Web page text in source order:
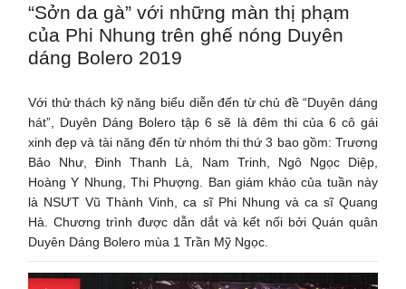
“Sởn da gà” với những màn thị phạm
của Phi Nhung trên ghế nóng Duyên
dáng Bolero 2019
Với thử thách kỹ năng biểu diễn đến từ chủ đề “Duyên dáng
hát”, Duyên Dáng Bolero tập 6 sẽ là đêm thi của 6 cô gái
xinh đẹp và tài năng đến từ nhóm thi thứ 3 bao gồm: Trương
Bảo Như, Đinh Thanh Là, Nam Trinh, Ngô Ngọc Diệp,
Hoàng Y Nhung, Thi Phượng. Ban giám khảo của tuần này
là NSƯT Vũ Thành Vinh, ca sĩ Phi Nhung và ca sĩ Quang
Hà. Chương trình được dẫn dắt và kết nối bởi Quán quân
Duyên Dáng Bolero mùa 1 Trần Mỹ Ngọc.